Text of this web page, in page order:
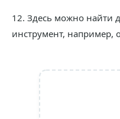
12. Здесь можно найти
инструмент, например,